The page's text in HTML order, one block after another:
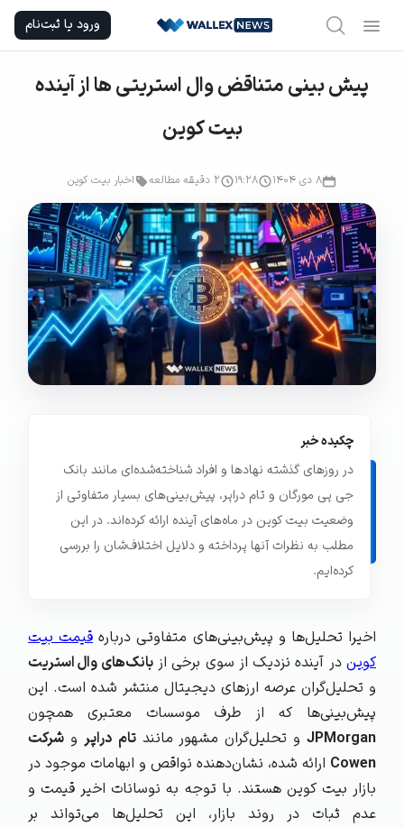
content
ورود یا ثبت‌نام
پیش بینی متناقض وال استریتی ها از آینده
بیت کوین
۸ دی ۱۴۰۴ ۱۹:۲۸ 2 دقیقه مطالعه اخبار بیت کوین
چکیده خبر
در روزهای گذشته نهادها و افراد شناخته‌شده‌ای مانند بانک
جی پی مورگان و تام دراپر، پیش‌بینی‌های بسیار متفاوتی از
وضعیت بیت کوین در ماه‌های آینده ارائه کرده‌اند. در این
مطلب به نظرات آنها پرداخته و دلایل اختلاف‌شان را بررسی
کرده‌ایم.
اخیرا تحلیل‌ها و پیش‌بینی‌های متفاوتی دربارهقیمت بیت‌
کویندر آینده نزدیک از سوی برخی ازبانک‌های وال استریت
و تحلیل‌گران عرصه ارزهای دیجیتال منتشر شده است. این
پیش‌بینی‌ها که از طرف موسسات معتبری همچون
JPMorgan و تحلیل‌گران مشهور مانندتام دراپر و شرکت
Cowen ارائه شده، نشان‌دهنده نواقص و ابهامات موجود در
بازار بیت‌ کوین هستند. با توجه به نوسانات اخیر قیمت و
عدم ثبات در روند بازار، این تحلیل‌ها می‌تواند بر